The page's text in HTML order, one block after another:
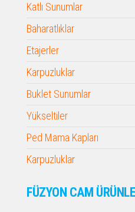
Katlı Sunumlar
Baharatlıklar
Etajerler
Karpuzluklar
Buklet Sunumlar
Yükseltiler
Ped Mama Kapları
Karpuzluklar
FÜZYON CAM